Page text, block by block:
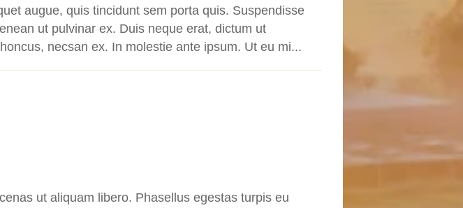
augue, quis tincidunt sem porta quis. Suspendisse
ut pulvinar ex. Duis neque erat, dictum ut
necsan ex. In molestie ante ipsum. Ut eu mi...
ut aliquam libero. Phasellus egestas turpis eu